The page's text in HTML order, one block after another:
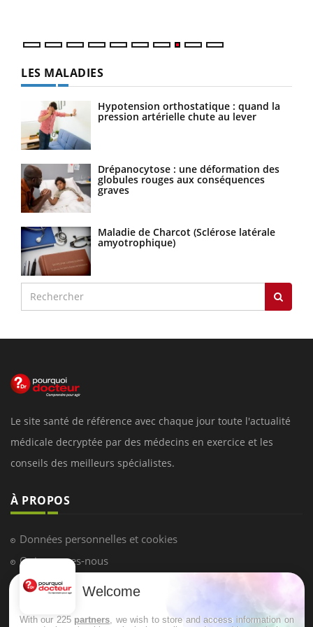
LES MALADIES
Hypotension orthostatique : quand la
pression artérielle chute au lever
Drépanocytose : une déformation des
globules rouges aux conséquences
graves
Maladie de Charcot (Sclérose latérale
amyotrophique)
Le site santé de référence avec chaque jour toute l'actualité
médicale decryptée par des médecins en exercice et les
conseils des meilleurs spécialistes.
À PROPOS
Données personnelles et cookies
Qui sommes-nous
Conditions d'utilisation
Welcome
With our 225 partners , we wish to store and access information on